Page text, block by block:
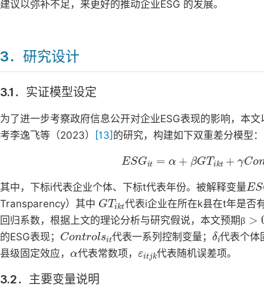
建议以弥补不足，来更好的推动企业ESG 的发展。
3．研究设计
3.1．实证模型设定
为了进一步考察政府信息公开对企业ESG表现的影响，本
考李逸飞等（2023）
[13] 的研究，构建如下双重差分模型：
ESGit GTikt+
其中，下标i代表企业个体、下标t代表年份。被解释变量
Transparency）其中 GTikt代表i企业在所在k县在t年是否
回归系数，根据上文的理论分析与研究假说，本文预期
β
β> 0
的ESG表现； Controlsit代表一系列控制变量； δi代表个体
县级固定效应，
代表常数项， itjk代表随机误差项。
3.2．主要变量说明